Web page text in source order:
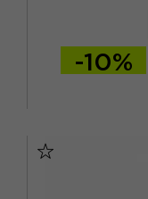
-10%